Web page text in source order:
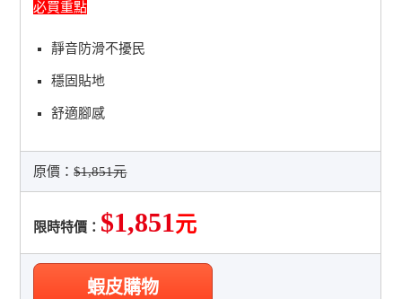
必買重點
靜音防滑不擾民
穩固貼地
舒適腳感
原價：$1,851元
限時特價： $1,851元
蝦皮購物